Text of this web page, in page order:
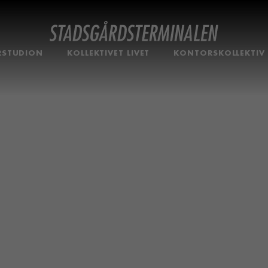
KOLLEKTIVET LIVET KONTORSKOLLEKTIV